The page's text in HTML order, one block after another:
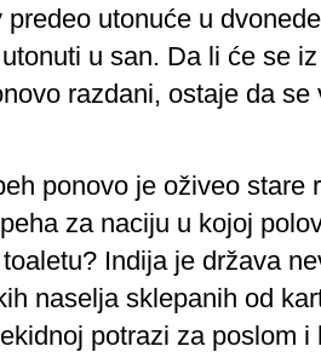
predeo utonuće u
u san. Da li će se
razdani, ostaje da
ponovo je oživeo stare
za naciju u kojoj
Indija je država
naselja sklepanih od
potrazi za poslom